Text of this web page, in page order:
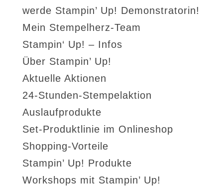
werde Stampin’ Up! Demonstratorin!
Mein Stempelherz-Team
Stampin‘ Up! – Infos
Über Stampin’ Up!
Aktuelle Aktionen
24-Stunden-Stempelaktion
Auslaufprodukte
Set-Produktlinie im Onlineshop
Shopping-Vorteile
Stampin’ Up! Produkte
Workshops mit Stampin’ Up!